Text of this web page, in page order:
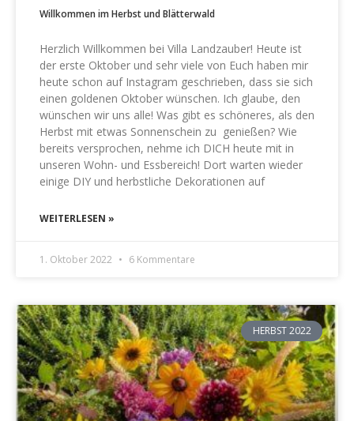
Willkommen im Herbst und Blätterwald
Herzlich Willkommen bei Villa Landzauber! Heute ist
der erste Oktober und sehr viele von Euch haben mir
heute schon auf Instagram geschrieben, dass sie sich
einen goldenen Oktober wünschen. Ich glaube, den
wünschen wir uns alle! Was gibt es schöneres, als den
Herbst mit etwas Sonnenschein zu genießen? Wie
bereits versprochen, nehme ich DICH heute mit in
unseren Wohn- und Essbereich! Dort warten wieder
einige DIY und herbstliche Dekorationen auf
WEITERLESEN »
1. Oktober 2022 6 Kommentare
HERBST 2022